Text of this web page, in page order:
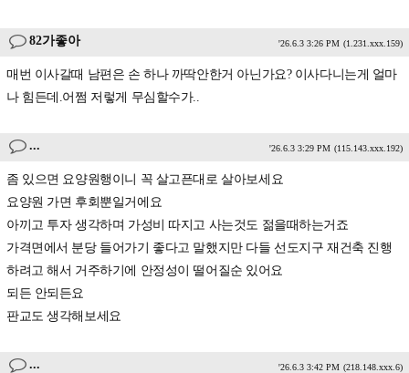
82가좋아 '26.6.3 3:26 PM (1.231.xxx.159)
매번 이사갈때 남편은 손 하나 까딱안한거 아닌가요? 이사다니는게 얼마
나 힘든데.어쩜 저렇게 무심할수가..
... '26.6.3 3:29 PM (115.143.xxx.192)
좀 있으면 요양원행이니 꼭 살고픈대로 살아보세요
요양원 가면 후회뿐일거에요
아끼고 투자 생각하며 가성비 따지고 사는것도 젊을때하는거죠
가격면에서 분당 들어가기 좋다고 말했지만 다들 선도지구 재건축 진행
하려고 해서 거주하기에 안정성이 떨어질순 있어요
되든 안되든요
판교도 생각해보세요
... '26.6.3 3:42 PM (218.148.xxx.6)